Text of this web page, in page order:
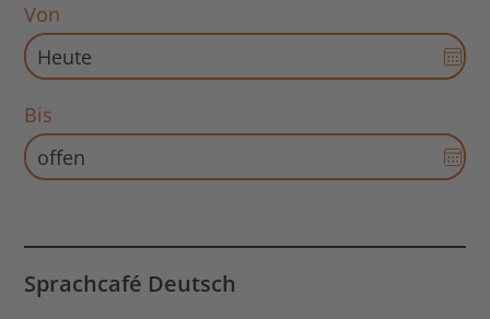
Von
Bis
Sprachcafé Deutsch